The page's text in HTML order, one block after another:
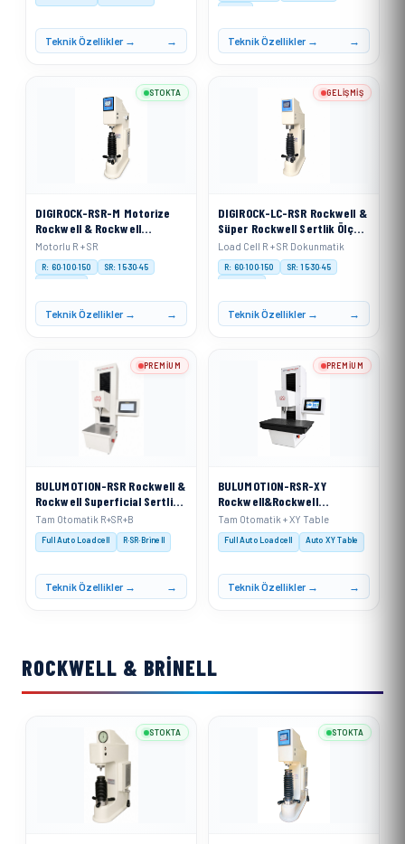
Teknik Özellikler →
Digital
Teknik Özellikler →
DIGIROCK-RSR-M Motorize
Rockwell & Rockwell
Superficial Sertlik Ölçme
Cihazı
Motorlu R + SR
R: 60·100·150
SR: 15·30·45
Motorised
Teknik Özellikler →
STOKTA
DIGIROCK-LC-RSR Rockwell &
Süper Rockwell Sertlik Ölçme
Cihazı Load Cell Sistemli
Load Cell R + SR Dokunmatik
R: 60·100·150
SR: 15·30·45
Load Cell
Teknik Özellikler →
GELIŞMIŞ
BULUMOTION-RSR Rockwell &
Rockwell Superficial Sertlik
Ölçme Cihazı Tam Otomatik
Hareketli Kafa Sistemi
Tam Otomatik R+SR+B
Full Auto Loadcell R·SR·Brinell
Teknik Özellikler →
PREMIUM
BULUMOTION-RSR-XY
Rockwell&Rockwell
Superficial Sertlik Ölçme
Cihazı Tam Otomatik
Hareketli Kafa Sistemi&
Ölçüm Tablası ile)
Tam Otomatik + XY Table
Full Auto Loadcell Auto XY Table
Teknik Özellikler →
PREMIUM
ROCKWELL & BRINELL
STOKTA STOKTA